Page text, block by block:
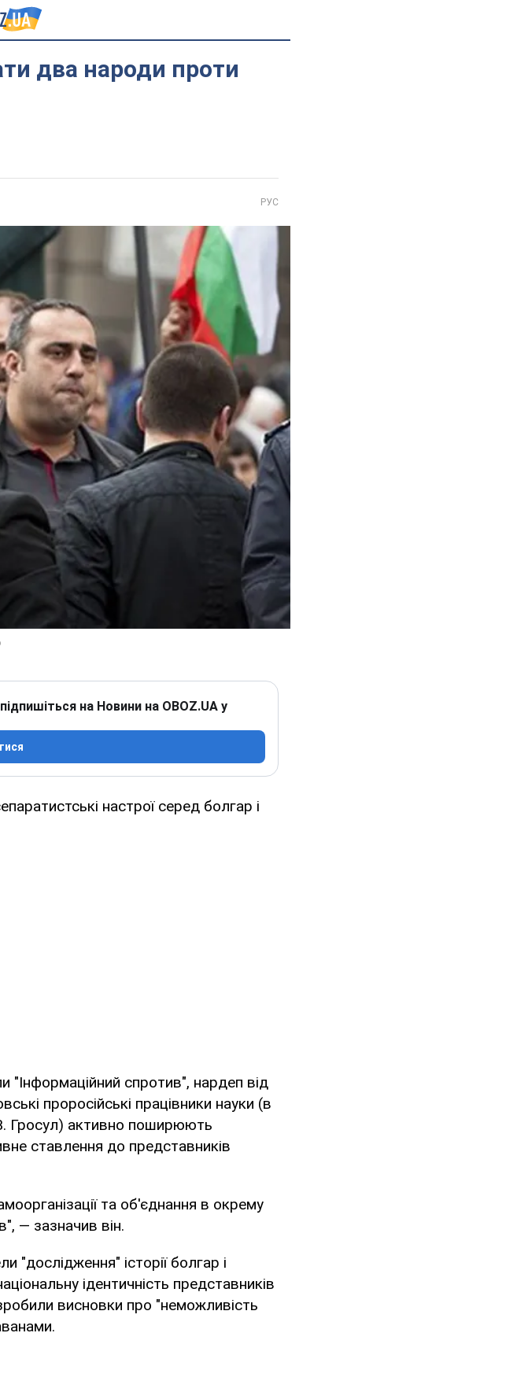
два народи проти
РУС
на Новини на OBOZ.UA у
настрої серед болгар і
"Інформаційний спротив", нардеп від
проросійські працівники науки (в
В. Гросул) активно поширюють
ставлення до представників
та об'єднання в окрему
— зазначив він.
"дослідження" історії болгар і
ідентичність представників
висновки про "неможливість